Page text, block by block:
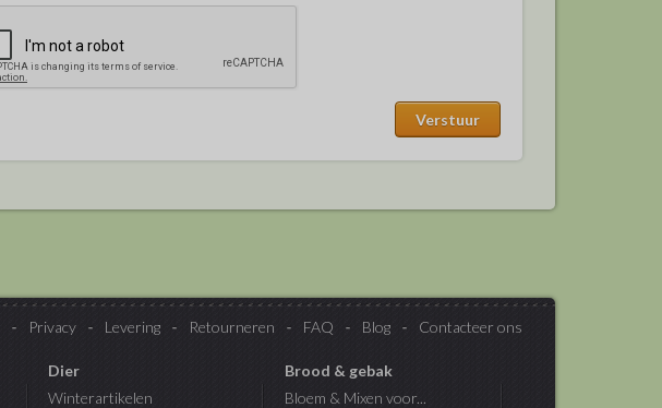
Privacy Levering Retourneren FAQ Blog Contacteer ons
Dier
Winterartikelen
Brood & gebak
Bloem & Mixen voor...